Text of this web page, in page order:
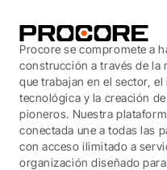
Procore se compromete a
construcción a través de la
que trabajan en el sector,
tecnológica y la creación
pioneros. Nuestra
conectada une a todas las
con acceso ilimitado a
organización diseñado